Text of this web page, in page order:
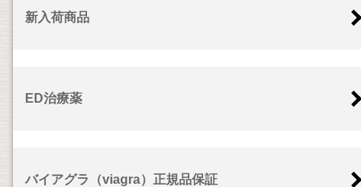
新入荷商品
ED治療薬
バイアグラ（viagra）正規品保証